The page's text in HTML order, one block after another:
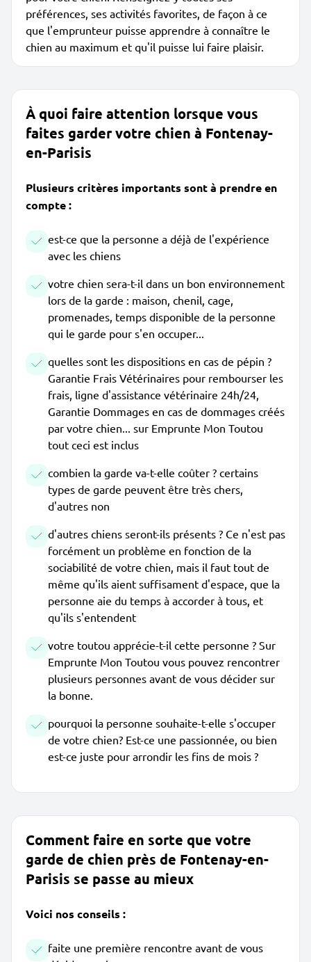
préférences, ses activités favorites, de façon à ce
que l'emprunteur puisse apprendre à connaître le
chien au maximum et qu'il puisse lui faire plaisir.
À quoi faire attention lorsque vous
faites garder votre chien à Fontenay-
en-Parisis
Plusieurs critères importants sont à prendre en
compte :
est-ce que la personne a déjà de l'expérience
avec les chiens
votre chien sera-t-il dans un bon environnement
lors de la garde : maison, chenil, cage,
promenades, temps disponible de la personne
qui le garde pour s'en occuper...
quelles sont les dispositions en cas de pépin ?
Garantie Frais Vétérinaires pour rembourser les
frais, ligne d'assistance vétérinaire 24h/24,
Garantie Dommages en cas de dommages créés
par votre chien... sur Emprunte Mon Toutou
tout ceci est inclus
combien la garde va-t-elle coûter ? certains
types de garde peuvent être très chers,
d'autres non
d'autres chiens seront-ils présents ? Ce n'est pas
forcément un problème en fonction de la
sociabilité de votre chien, mais il faut tout de
même qu'ils aient suffisament d'espace, que la
personne aie du temps à accorder à tous, et
qu'ils s'entendent
votre toutou apprécie-t-il cette personne ? Sur
Emprunte Mon Toutou vous pouvez rencontrer
plusieurs personnes avant de vous décider sur
la bonne.
pourquoi la personne souhaite-t-elle s'occuper
de votre chien? Est-ce une passionnée, ou bien
est-ce juste pour arrondir les fins de mois ?
Comment faire en sorte que votre
garde de chien près de Fontenay-en-
Parisis se passe au mieux
Voici nos conseils :
faite une première rencontre avant de vous